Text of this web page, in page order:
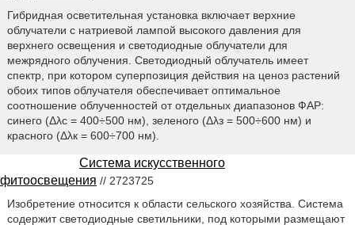
Гибридная осветительная установка включает верхние
облучатели с натриевой лампой высокого давления для
верхнего освещения и светодиодные облучатели для
межрядного облучения. Светодиодный облучатель имеет
спектр, при котором суперпозиция действия на ценоз растений
обоих типов облучателя обеспечивает оптимальное
соотношение облученностей от отдельных диапазонов ФАР:
синего (Δλс = 400÷500 нм), зеленого (Δλз = 500÷600 нм) и
красного (Δλк = 600÷700 нм).
Система искусственного
фитоосвещения // 2723725
Изобретение относится к области сельского хозяйства. Система
содержит светодиодные светильники, под которыми размещают